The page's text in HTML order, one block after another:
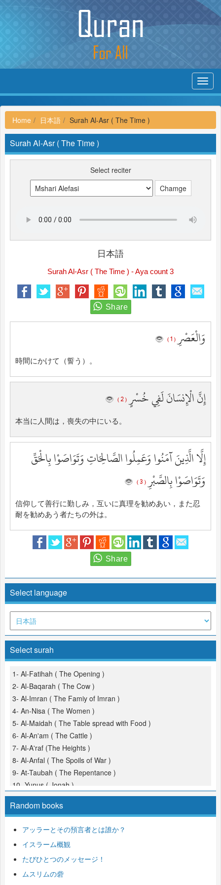
Home 日本語 Surah Al-Asr ( The Time )
Surah Al-Asr ( The Time )
Select reciter
日本語
Surah Al-Asr ( The Time ) - Aya count 3
وَالْعَصْرِ( 1 )
時間にかけて（誓う）。
إِنَّ الْإِنسَانَ لَفِي خُسْرٍ( 2 )
本当に人間は，喪失の中にいる。
إِلَّا الَّذِينَ آمَنُوا وَعَمِلُوا الصَّالِحَاتِ وَتَوَاصَوْا بِالْحَقِّ
وَتَوَاصَوْا بِالصَّبْرِ( 3 )
信仰して善行に勤しみ，互いに真理を勧めあい，また忍
耐を勧めあう者たちの外は。
Select language
Select surah
1- Al-Fatihah ( The Opening )
2- Al-Baqarah ( The Cow )
3- Al-Imran ( The Famiy of Imran )
4- An-Nisa ( The Women )
5- Al-Maidah ( The Table spread with Food )
6- Al-An'am ( The Cattle )
7- Al-A'raf (The Heights )
8- Al-Anfal ( The Spoils of War )
9- At-Taubah ( The Repentance )
10- Yunus ( Jonah )
11- Hud
12- Yusuf (Joseph )
14- Ibrahim ( Abraham )
15- Al-Hijr ( The Rocky Tract )
16- An-Nahl ( The Bees )
17- Al-Isra ( The Night Journey )
Random books
アッラーとその預言者とは誰か？
イスラーム概観
たびひとつのメッセージ！
ムスリムの砦